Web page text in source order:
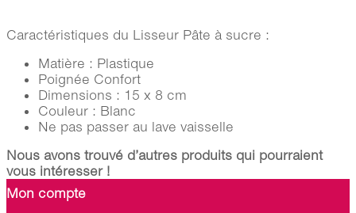
Caractéristiques du Lisseur Pâte à sucre :
Matière : Plastique
Poignée Confort
Dimensions : 15 x 8 cm
Couleur : Blanc
Ne pas passer au lave vaisselle
Nous avons trouvé d’autres produits qui pourraient
vous intéresser !
Mon compte